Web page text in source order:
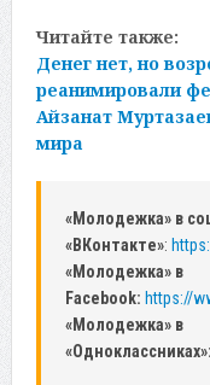
Читайте также:
Денег нет, но
реанимировали
Айзанат
мира
«Молодежка» в
«ВКонтакте»:
«Молодежка» в
Facebook: https://
«Молодежка» в
«Одноклассниках»: